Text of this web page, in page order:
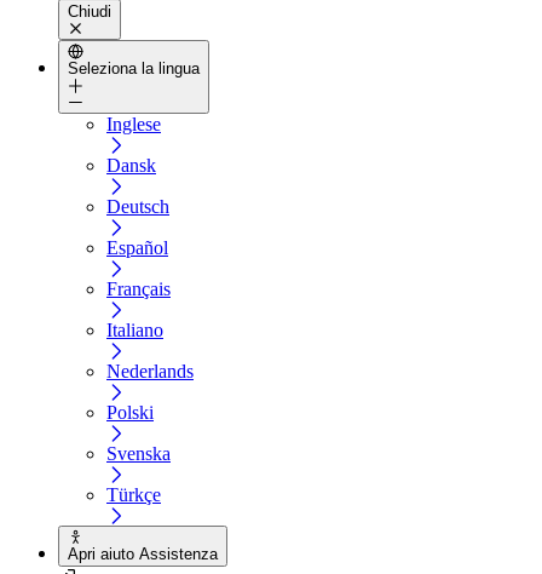
Chiudi
Seleziona la lingua
Inglese
Dansk
Deutsch
Español
Français
Italiano
Nederlands
Polski
Svenska
Türkçe
Apri aiuto Assistenza